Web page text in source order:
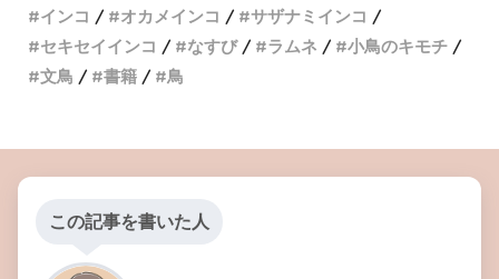
インコ
オカメインコ
サザナミインコ
セキセイインコ
なすび ラムネ
小鳥のキモチ
文鳥
書籍 鳥
この記事を書いた人